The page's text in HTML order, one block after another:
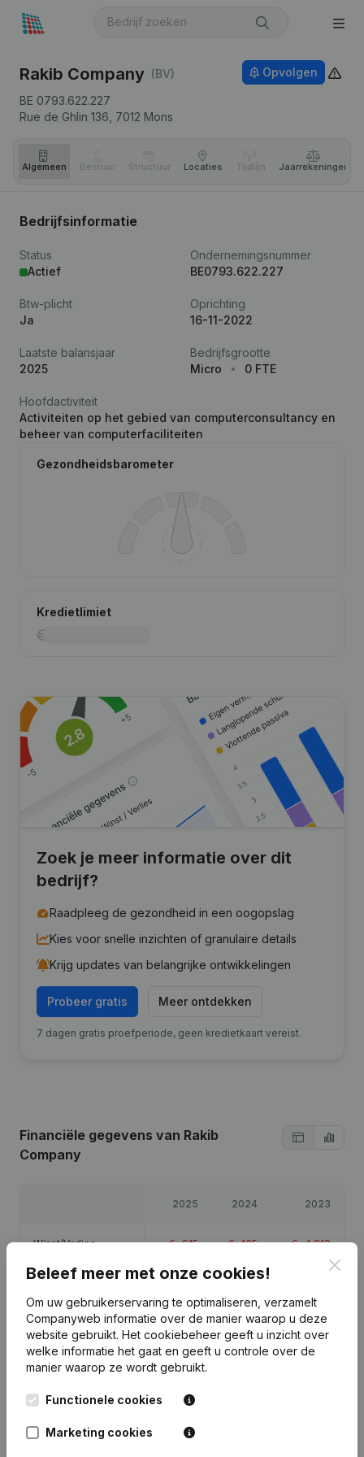
Rakib Company (BV)
BE 0793.622.227
Rue de Ghlin 136, 7012 Mons
Opvolgen
Algemeen Bestuur Structuur Locaties Tijdlijn Jaar­rekeningen
Bedrijfsinformatie
Status
Actief
Ondernemingsnummer
BE0793.622.227
Btw-plicht
Ja
Oprichting
16-11-2022
Laatste balansjaar
2025
Bedrijfsgrootte
Micro
0 FTE
Hoofdactiviteit
Activiteiten op het gebied van computerconsultancy en
beheer van computerfaciliteiten
Gezondheidsbarometer
Kredietlimiet
Zoek je meer informatie over dit
bedrijf?
Raadpleeg de gezondheid in een oogopslag
Kies voor snelle inzichten of granulaire details
Krijg updates van belangrijke ontwikkelingen
Probeer gratis Meer ontdekken
7 dagen gratis proefperiode, geen kredietkaart vereist.
Financiële gegevens van Rakib
Company
2025 2024 2023
Winst/Verlies €-915 €-135 €-4.818
Brutomarge €-66 - €-4.718
Beleef meer met onze cookies!
Om uw gebruikerservaring te optimaliseren, verzamelt
Companyweb informatie over de manier waarop u deze
website gebruikt. Het cookiebeheer geeft u inzicht over
welke informatie het gaat en geeft u controle over de
manier waarop ze wordt gebruikt.
Functionele cookies
Marketing cookies